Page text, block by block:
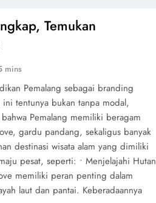
Temukan
mins
Pemalang sebagai branding
tentunya bukan tanpa modal,
Pemalang memiliki beragam
gardu pandang, sekaligus banyak
destinasi wisata alam yang dimiliki
pesat, seperti: • Menjelajahi Hutan
memiliki peran penting dalam
laut dan pantai. Keberadaannya